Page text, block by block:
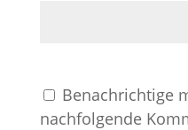
Benachrichtige
nachfolgende